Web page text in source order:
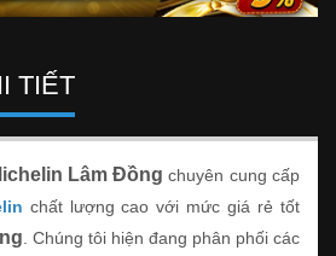
TIẾT
Lâm Đồng chuyên cung cấp
chất lượng cao với mức giá rẻ tốt
. Chúng tôi hiện đang phân phối các